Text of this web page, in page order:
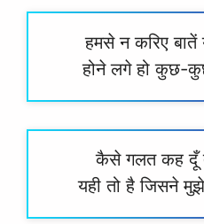
हमसे न करिए
होने लगे हो कुछ-
कैसे गलत कह दूँ
यही तो है जिसने